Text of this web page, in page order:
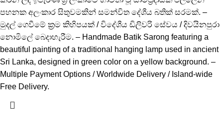
පහනක අලංකාර සිතුවමකින් සමන්විත දේශීය බතික් සරමක්. –
මුදල් ගෙවීමේ ක්‍රම කිහිපයක් / විදේශීය ඩිලිවරි සේවය / දිවයිනපුරා
නොමිලේ බෙදාහැරීම. – Handmade Batik Sarong featuring a
beautiful painting of a traditional hanging lamp used in ancient
Sri Lanka, designed in green color on a yellow background. –
Multiple Payment Options / Worldwide Delivery / Island-wide
Free Delivery.